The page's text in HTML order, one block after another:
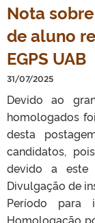
TELEFONES
Nota
de aluno
EGPS UAB
31/07/2025
Devido ao
homologados
desta
candidatos,
devido a este
Divulgação de
Período para
Homologação